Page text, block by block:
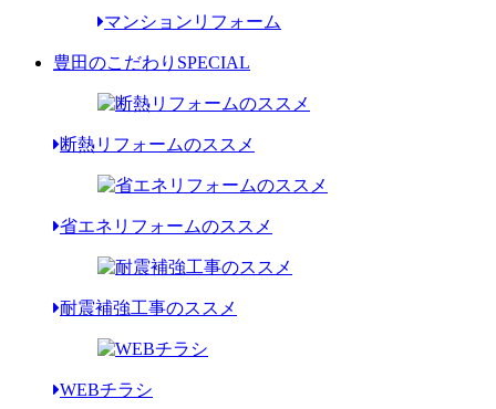
マンションリフォーム
豊田のこだわり SPECIAL
断熱リフォームのススメ
省エネリフォームのススメ
耐震補強工事のススメ
WEBチラシ